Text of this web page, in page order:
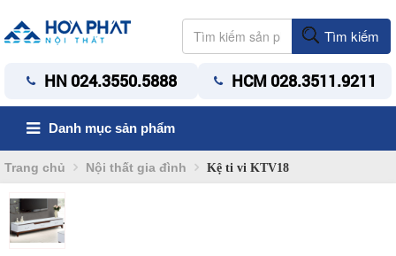
Tìm kiếm
HN 024.3550.5888 HCM 028.3511.9211
Danh mục sản phẩm
Trang chủ Nội thất gia đình Kệ ti vi KTV18